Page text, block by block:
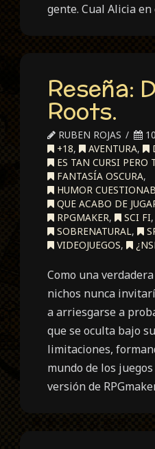
gente. Cual Alicia
Reseña:
Roots.
RUBEN ROJAS
+18, AVENTURA,
ES TAN CURSI
FANTASÍA OSCURA,
HUMOR
QUE ACABO DE
RPGMAKER, SCI FI
SOBRENATURAL,
VIDEOJUEGOS,
Como una
nichos nunca
a arriesgarse a
que se oculta bajo
limitaciones,
mundo de los
versión de